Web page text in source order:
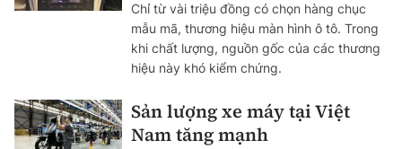
Chỉ từ vài triệu đồng có chọn hàng chục
mẫu mã, thương hiệu màn hình ô tô. Trong
khi chất lượng, nguồn gốc của các thương
hiệu này khó kiểm chứng.
Sản lượng xe máy tại Việt
Nam tăng mạnh